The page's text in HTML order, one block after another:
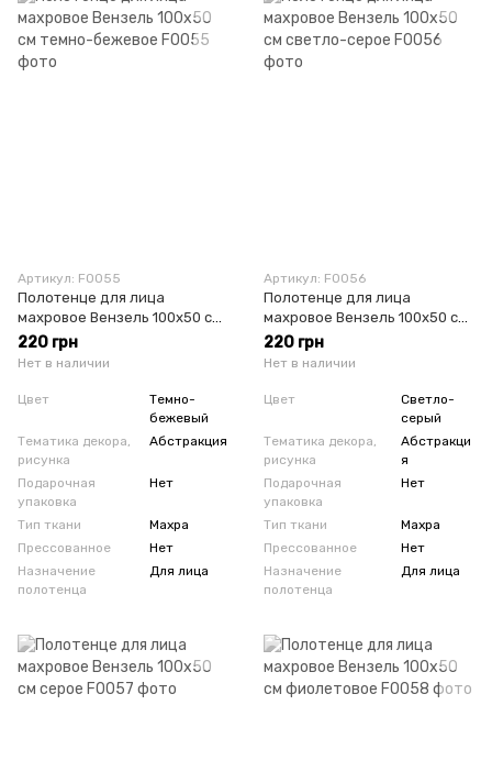
Артикул: F0055
Полотенце для лица
махровое Вензель 100х50 см
темно-бежевое
220 грн
Нет в наличии
Цвет
Темно-
бежевый
Тематика декора,
рисунка
Абстракция
Подарочная
упаковка
Нет
Тип ткани
Махра
Прессованное
Нет
Назначение
полотенца
Для лица
Артикул: F0056
Полотенце для лица
махровое Вензель 100х50 см
светло-серое
220 грн
Нет в наличии
Цвет
Светло-
серый
Тематика декора,
рисунка
Абстракци
я
Подарочная
упаковка
Нет
Тип ткани
Махра
Прессованное
Нет
Назначение
полотенца
Для лица